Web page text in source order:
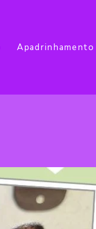
Apadrinhamento